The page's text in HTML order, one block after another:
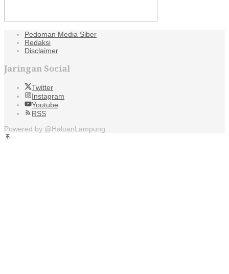
Pedoman Media Siber
Redaksi
Disclaimer
Jaringan Social
Twitter
Instagram
Youtube
RSS
Powered by @HaluanLampung